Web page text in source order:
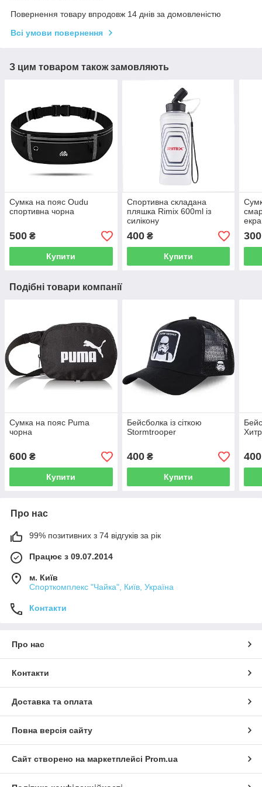
Повернення товару впродовж 14 днів за домовленістю
Всі умови повернення
З цим товаром також замовляють
Сумка на пояс Oudu
спортивна чорна
500 ₴
Купити
Спортивна складана
пляшка Rimix 600ml із
силікону
400₴
Купити
300
Подібні товари компанії
Сумка на пояс Puma
чорна
600 ₴
Купити
Бейсболка із сіткою
Stormtrooper
400₴
Купити
400
Про нас
99% позитивних з 74 відгуків за рік
Працює з 09.07.2014
м. Київ
Спорткомплекс "Чайка", Київ, Україна
Контакти
Про нас
Контакти
Доставка та оплата
Повна версія сайту
Сайт створено на маркетплейсі Prom.ua